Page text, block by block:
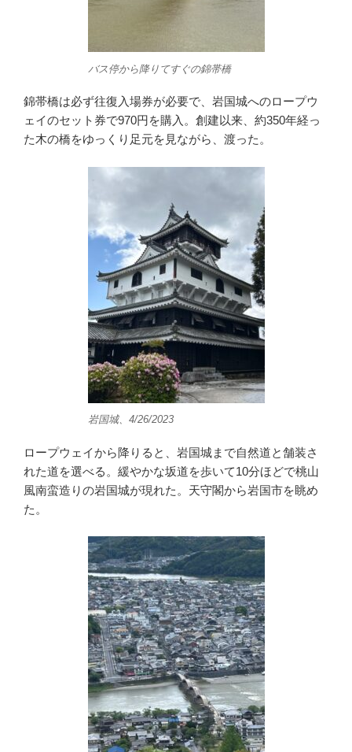
バス停から降りてすぐの錦帯橋
錦帯橋は必ず往復入場券が必要で、岩国城へのロープウ
ェイのセット券で970円を購入。創建以来、約350年経っ
た木の橋をゆっくり足元を見ながら、渡った。
岩国城、4/26/2023
ロープウェイから降りると、岩国城まで自然道と舗装さ
れた道を選べる。緩やかな坂道を歩いて10分ほどで桃山
風南蛮造りの岩国城が現れた。天守閣から岩国市を眺め
た。